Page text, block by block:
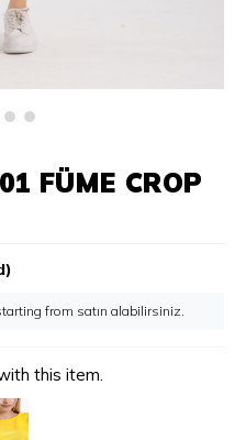
FÜME CROP
from
this item.